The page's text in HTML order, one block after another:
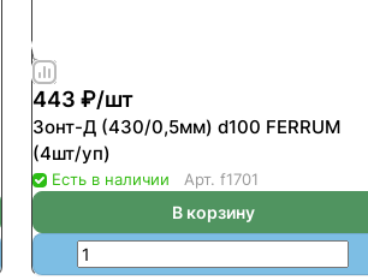
443 ₽/шт
Зонт-Д (430/0,5мм) d100 FERRUM
(4шт/уп)
Есть в наличии Арт. f1701
В корзину